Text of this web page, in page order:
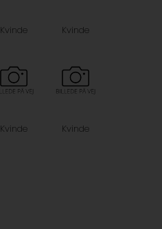
Kvinde Kvinde
Kvinde Kvinde